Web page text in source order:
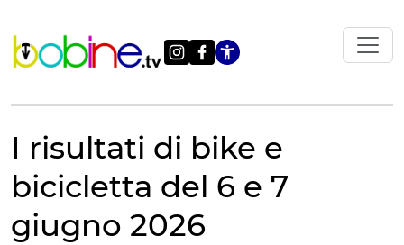
contenuto
Apri le
I risultati di bike e
bicicletta del 6 e 7
giugno 2026